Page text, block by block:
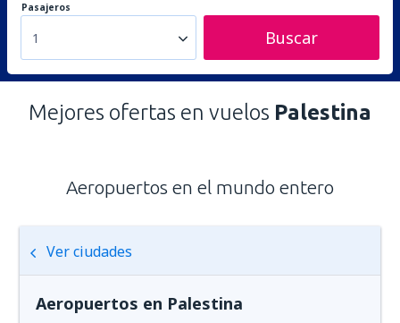
Pasajeros
1 Buscar
Mejores ofertas en vuelos Palestina
Aeropuertos en el mundo entero
Ver ciudades
Aeropuertos en Palestina